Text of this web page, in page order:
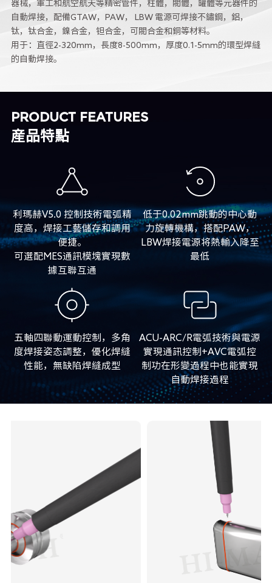
器械，軍工和航空航天等精密管件，柱體，閥體，罐體等元器件的
自動焊接，配備GTAW，PAW， LBW 電源可焊接不鏽鋼，鋁，
钛，钛合金，鎳合金，钽合金，可閥合金和銅等材料。
用于：直徑2-320mm，長度8-500mm，厚度0.1-5mm的環型焊縫
的自動焊接。
PRODUCT FEATURES
産品特點
利瑪赫V5.0 控制技術電弧精
度高，焊接工藝儲存和調用
便捷。
可選配MES通訊模塊實現數
據互聯互通
低于0.02mm跳動的中心動
力旋轉機構，搭配PAW，
LBW焊接電源将熱輸入降至
最低
五軸四聯動運動控制，多角
度焊接姿态調整，優化焊縫
性能，無缺陷焊縫成型
ACU-ARC/R電弧技術與電源
實現通訊控制+AVC電弧控
制功在形變過程中也能實現
自動焊接過程